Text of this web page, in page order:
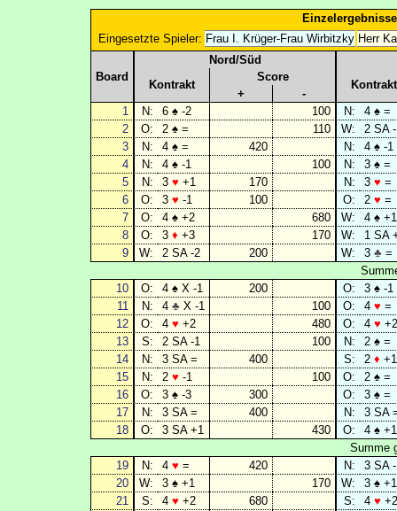
Eingesetzte Spieler: Frau I. Krüger-Frau Wirbitzky Herr
Board
Nord/Süd
Kontrakt
Score
Kontrakt
+
-
1
N: 6 ♠ -2 100 N:
4 ♠ =
2
O: 2 ♠ = 110 W:
2 SA
3
N: 4 ♠ = 420 N:
4 ♠ -1
4
N: 4 ♠ -1 100 N:
3 ♠ =
5
N: 3 ♥ +1 170 N: 3 ♥ =
6
O: 3 ♥ -1 100 O: 2 ♥ =
7
O: 4 ♠ +2 680 W:
4 ♠ +1
8
O: 3 ♦ +3 170 W:
1 SA
9
W: 2 SA -2 200 W: 3 ♣ =
10
O: 4 ♠ X -1 200 O:
3 ♠ -1
11
N: 4 ♣ X -1 100 O: 4 ♥ =
12
O: 4 ♥ +2 480 O: 4 ♥ +2
13
S: 2 SA -1 100 N:
2 ♠ =
14
N: 3 SA = 400 S: 2 ♦ +1
15
N: 2 ♥ -1 100 O:
2 ♠ =
16
O: 3 ♠ -3 300 O:
3 ♠ =
17
N: 3 SA = 400 N:
3 SA
18
O: 3 SA +1 430 O:
4 ♠ +1
Summe
19
N: 4 ♥ = 420 N:
3 SA
20
W: 3 ♠ +1 170 W:
3 ♠ +1
21
S: 4 ♥ +2 680 S: 4 ♥ +2